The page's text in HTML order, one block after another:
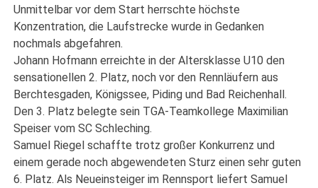
Unmittelbar vor dem Start herrschte höchste
Konzentration, die Laufstrecke wurde in Gedanken
nochmals abgefahren.
Johann Hofmann erreichte in der Altersklasse U10 den
sensationellen 2. Platz, noch vor den Rennläufern aus
Berchtesgaden, Königssee, Piding und Bad Reichenhall.
Den 3. Platz belegte sein TGA-Teamkollege Maximilian
Speiser vom SC Schleching.
Samuel Riegel schaffte trotz großer Konkurrenz und
einem gerade noch abgewendeten Sturz einen sehr guten
6. Platz. Als Neueinsteiger im Rennsport liefert Samuel